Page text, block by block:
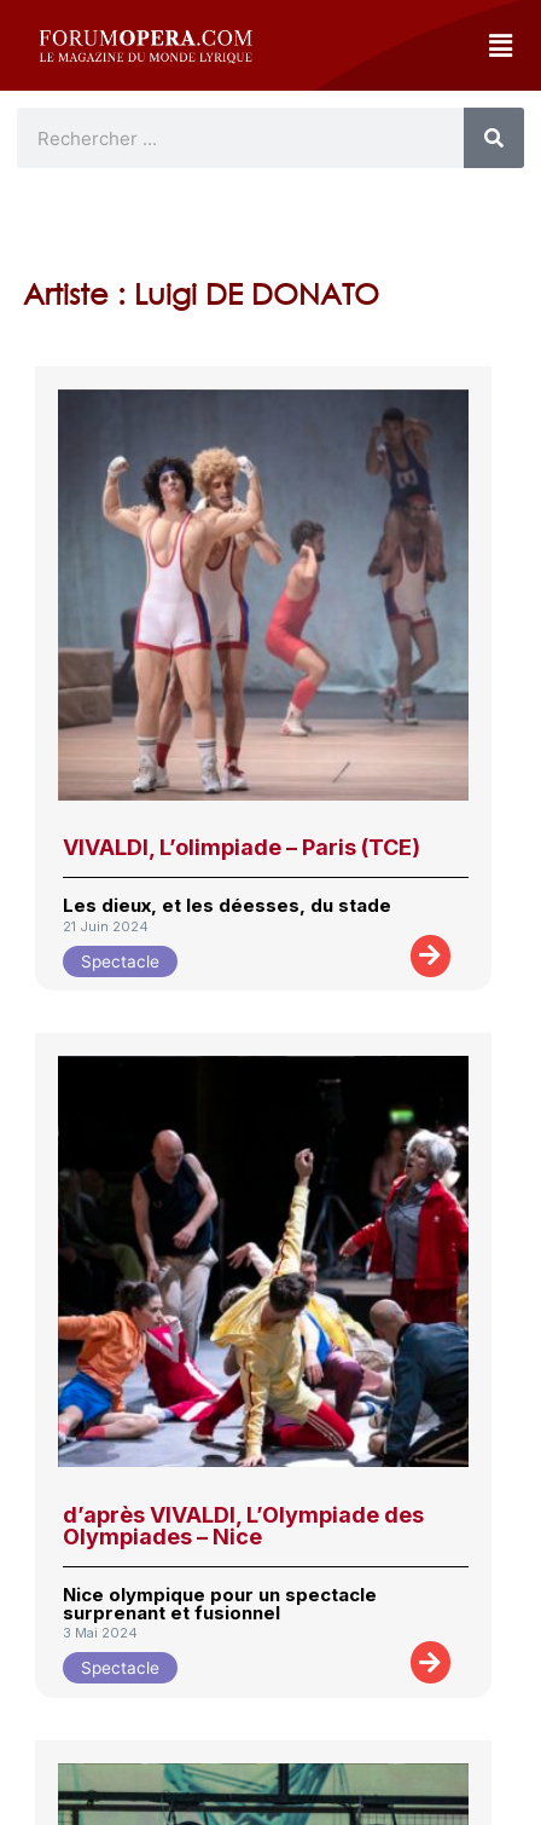
Artiste : Luigi DE DONATO
VIVALDI, L’olimpiade – Paris (TCE)
Les dieux, et les déesses, du stade
21 Juin 2024
Spectacle
d’après VIVALDI, L’Olympiade des
Olympiades – Nice
Nice olympique pour un spectacle
surprenant et fusionnel
3 Mai 2024
Spectacle